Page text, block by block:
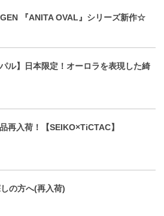
『ANITA OVAL』シリーズ新作☆
ル】日本限定！オーロラを表現した綺
再入荷！【SEIKO×TiCTAC】
の方へ(再入荷)